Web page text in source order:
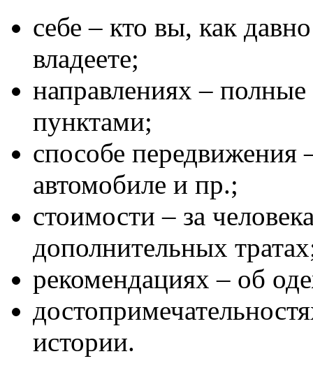
себе – кто вы, как
владеете;
направлениях –
пунктами;
способе передвижения
автомобиле и пр.;
стоимости – за
дополнительных
рекомендациях – об
истории.